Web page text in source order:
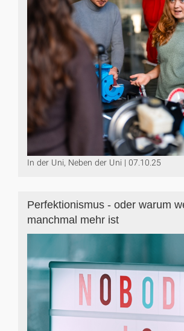
In der Uni, Neben der Uni | 07.10.25
Perfektionismus - oder warum
manchmal mehr ist